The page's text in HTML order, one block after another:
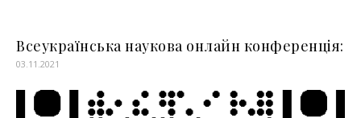
Всеукраїнська наукова онлайн конференція:
03.11.2021